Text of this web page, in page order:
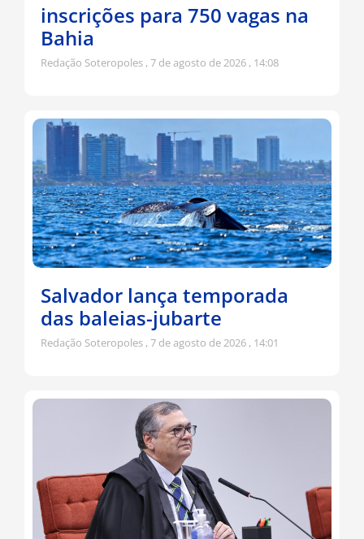
inscrições para 750 vagas na
Bahia
Redação Soteropoles 7 de agosto de 2026 14:08
Salvador lança temporada
das baleias-jubarte
Redação Soteropoles 7 de agosto de 2026 14:01